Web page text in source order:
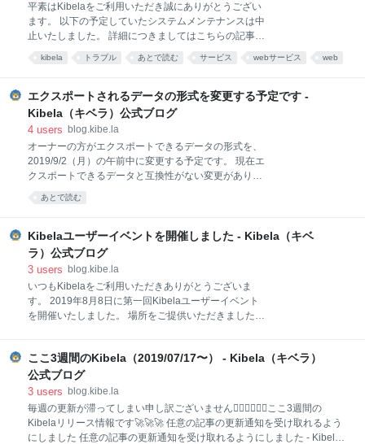
リリースできるよう対応を行います。 皆様をお騒がせ
してしまい大変申し訳ございませんでした。今後のリ
リース時も、できる限りサービスのご利用に影響が出
ないよう留意して進めてまいります。 引き続きKibela
平素はKibelaをご利用いただき誠にありがとうござい
ます。 以下の予定していたシステムメンテナンスは中
止いたしました。 詳細につきましてはこちらの記事を
ご覧ください。 blog.kibe.la 引き続きKibelaをよろし
くお願いいたします。 （以下は中止前の記事です） 平
す。下記の日程でシステムメンテナンスを実施いたし
ます。 作業日程 2021年5月1日（土）00:00から2021
年5月5日（水）23:59 まで。 なお、メンテナンス作業
KibelaのWebサービス（https://*.kibe.la）のすべての
機能が対象となります。 記事の閲覧、更新、検索な
ど、すべての機能をご利用いただけません。 Web API
や外部共有されたページの閲覧も利用不可となります
kibela トラブル あとで読む サービス webサービス web
エクスポートされるデータの形式を変更する予定です -
Kibela（キベラ）公式ブログ
4 users blog.kibe.la
オーナーの方がエクスポートできるデータの形式を、
2019/9/2（月）の午前中に変更する予定です。 現在エ
クスポートできるデータと互換性がない変更がありま
すので、前もってお知らせいたします。エクスポート
したデータをプログラム等で処理されていると対応が
せんがあらかじめご了承いただければと思います。 🙇‍♂️
互換性のない変更 🙇‍♂️ 現状のKibelaに合わせたフォル
ダ構成や文字列の変更です。 ダウンロードするZIPフ
ォルダを「notes」というフォルダに統一します 記事
のデータの属性にある「boards」を「groups」という
名前に変更します 記事のデータの属性にある
し、アカウント名の前に「@」をつけます 😊 追
あとで読む
Kibelaユーザーイベントを開催しました - Kibela（キベ
ラ）公式ブログ
3 users blog.kibe.la
いつもKibelaをご利用いただきありがとうございま
す。 2019年8月8日に第一回Kibelaユーザーイベント
を開催いたしました。 場所をご提供いただきました株
数で開催いたしました。 中には新潟からお越しいただ
いた方も…！ グループに分かれてプレゼンターの他社
様の事例を聞き、ディスカッションします。 皆様に積
極的に発言いただきたかったので、グループごとに全
員の顔が見えるように座っていただきました。 自社の
使い方の相談や、他社様へのご質問を皆様が自発的に
ここ3週間のKibela（2019/07/17〜） - Kibela（キベラ）
公式ブログ
3 users blog.kibe.la
毎週の更新が滞ってしまい申し訳ございません🙇‍♂️🙇‍♂️🙇‍♂️ここ3週間の
Kibelaリリース情報です🚀🚀🚀 任意の記事の更新通知を受け取れるよう
にしました 任意の記事の更新通知を受け取れるようにしました - Kibela